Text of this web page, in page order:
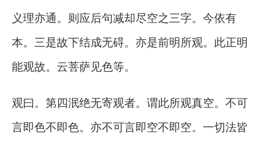
义理亦通。则应后句减却尽空之三字。今依有
本。三是故下结成无碍。亦是前明所观。此正明
能观故。云菩萨见色等。
观曰。第四泯绝无寄观者。谓此所观真空。不可
言即色不即色。亦不可言即空不即空。一切法皆